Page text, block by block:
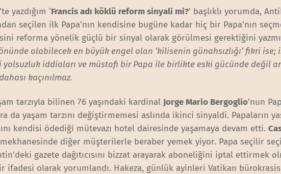
yazdığım ‘Francis adı köklü reform sinyali mi?’ başlıklı yorumda,
seçilen ilk Papa’nın kendisine bugüne kadar hiç bir Papa’nın
reforma yönelik güçlü bir sinyal olarak görülmesi gerektiğini
olabilecek en büyük engel olan ‘kilisenin günahsızlığı’ fikri ise;
yolsuzluk iddiaları ve müstafi bir Papa ile birlikte eski gücünde değil
kaçınılmaz.
tarzıyla bilinen 76 yaşındaki kardinal Jorge Mario Bergoglio’nun
da yaşam tarzını değiştirmemesi aslında ikinci sinyaldi. Papaların
kendisi ödediği mütevazı hotel dairesinde yaşamaya devam etti.
diğer müşterilerle beraber yemek yiyor. Papa seçilir
gazete dağıtıcısını bizzat arayarak aboneliğini iptal ettirmek
ifadesi olarak yorumlandı. Hakeza, günlük ayinleri Vatikan